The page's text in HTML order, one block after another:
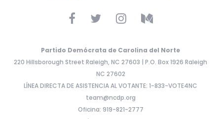
Partido Demócrata de Carolina del Norte
220 Hillsborough Street Raleigh, NC 27603 | P.O. Box 1926 Raleigh
NC 27602
LÍNEA DIRECTA DE ASISTENCIA AL VOTANTE: 1-833-VOTE4NC
team@ncdp.org
Oficina: 919-821-2777